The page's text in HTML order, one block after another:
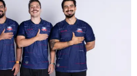
No clima do Hexa: “Passinho do Brasil”, da DJ Danny Albuquerque, é a música que embala a torcida brasileira na Copa do Mundo 2026
Yan traz a turnê nacional do PagodYANdo para Belo Horizonte